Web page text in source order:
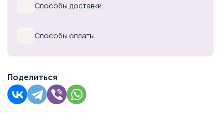
Способы доставки
Способы оплаты
Поделиться